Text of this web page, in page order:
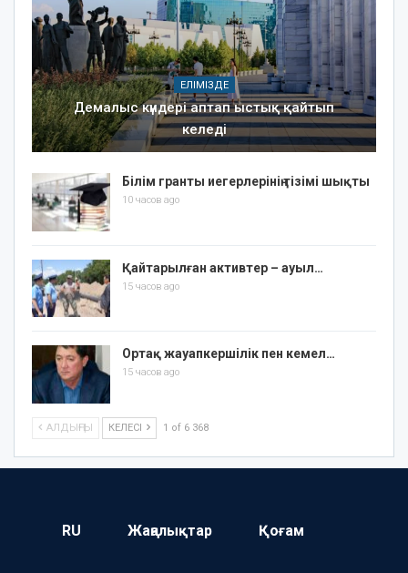
ЕЛІМІЗДЕ
Демалыс күндері аптап ыстық қайтып
келеді
Білім гранты иегерлерінің тізімі шықты
10 часов ago
Қайтарылған активтер – ауыл…
15 часов ago
Ортақ жауапкершілік пен кемел…
15 часов ago
АЛДЫҢҒЫ КЕЛЕСІ 1 of 6 368
RU Жаңалықтар Қоғам